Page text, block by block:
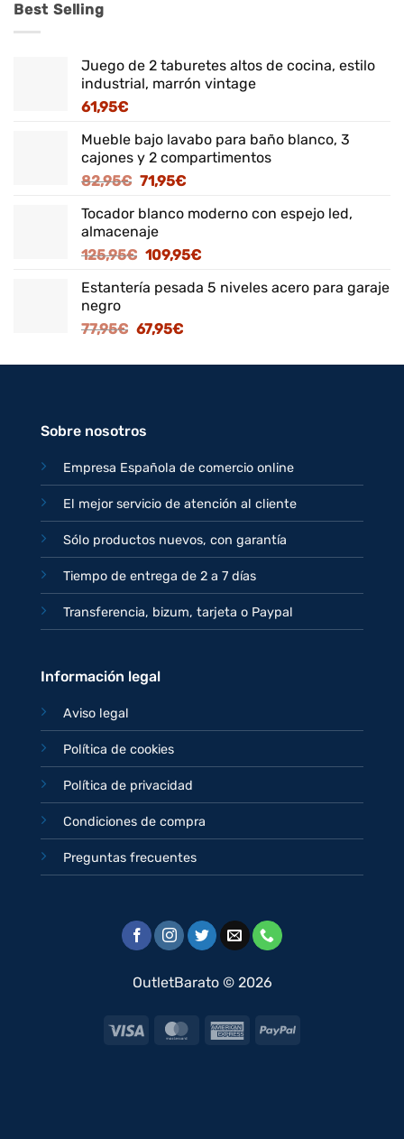
Best Selling
Juego de 2 taburetes altos de cocina, estilo
industrial, marrón vintage
61,95€
Mueble bajo lavabo para baño blanco, 3
cajones y 2 compartimentos
82,95€ El
original
era:
82,95€.
71,95€El
actual
71,95€.
Tocador blanco moderno con espejo led,
almacenaje
125,95€ El
original
125,95€.
109,95€El
actual
Estantería pesada 5 niveles acero para garaje
negro
77,95€ El
original
67,95€El
actual
Sobre nosotros
Empresa Española de comercio online
El mejor servicio de atención al cliente
Sólo productos nuevos, con garantía
Tiempo de entrega de 2 a 7 días
Transferencia, bizum, tarjeta o Paypal
Información legal
Aviso legal
Política de cookies
Política de privacidad
Condiciones de compra
Preguntas frecuentes
OutletBarato © 2026
Visa MasterCardAmericanPayPal